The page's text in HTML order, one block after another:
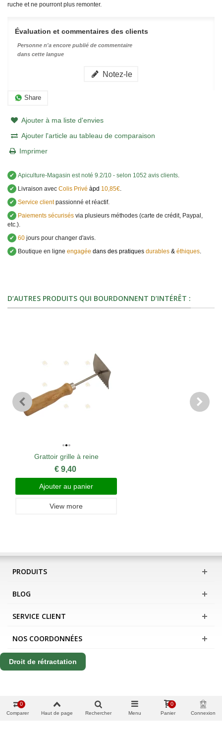
ruche et ne pourront plus remonter.
Évaluation et commentaires des clients
Personne n'a encore publié de commentaire
dans cette langue
Notez-le
Share
Ajouter à ma liste d'envies
Ajouter l'article au tableau de comparaison
Imprimer
✔ Apiculture-Magasin est noté 9.2/10 - selon 1052 avis clients
✔
Livraison avec Colis Privé àpd 10,85€
✔ Service clientpassionné et réactif.
✔
Paiements sécurisés via plusieurs méthodes (carte de crédit, Paypal,
etc.).
✔ 60 jours pour changer d'avis.
✔
Boutique en ligne engagée dans des pratiques durables & éthiques
D’AUTRES PRODUITS QUI BOURDONNENT D’INTÉRÊT :
Grattoir grille à reine
€ 9,40
Ajouter au panier
View more
PRODUITS
BLOG
SERVICE CLIENT
NOS COORDONNÉES
Droit de rétractation
Comparer
0
Haut de page Rechercher Menu Panier
0
Connexion